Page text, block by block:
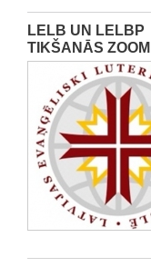
LELB UN LELBP
TIKŠANĀS ZOOM